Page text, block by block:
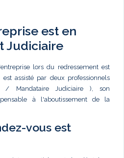
est en
Judiciaire
lors du redressement est
assisté par deux professionnels
/ Mandataire Judiciaire ), son
à l'aboutissement de la
vous est